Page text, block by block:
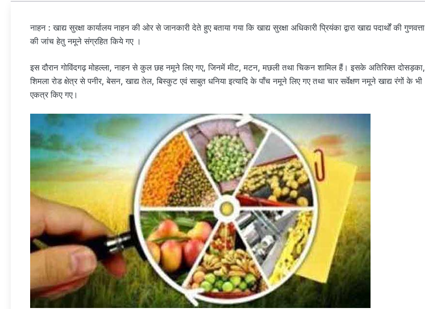
नाहन : खाद्य सुरक्षा कार्यालय नाहन की ओर से जानकारी देते हुए बताया गया कि खाद्य सुरक्षा अधिकारी प्रियंका द्वारा खाद्य पदार्थों की गुणवत्ता
की जांच हेतु नमूने संग्रहित किये गए ।
इस दौरान गोविंदगढ़ मोहल्ला, नाहन से कुल छह नमूने लिए गए, जिनमें मीट, मटन, मछली तथा चिकन शामिल हैं। इसके अतिरिक्त दोसड़का,
शिमला रोड क्षेत्र से पनीर, बेसन, खाद्य तेल, बिस्कुट एवं साबुत धनिया इत्यादि के पाँच नमूने लिए गए तथा चार सर्वेक्षण नमूने खाद्य रंगों के भी
एकत्र किए गए।